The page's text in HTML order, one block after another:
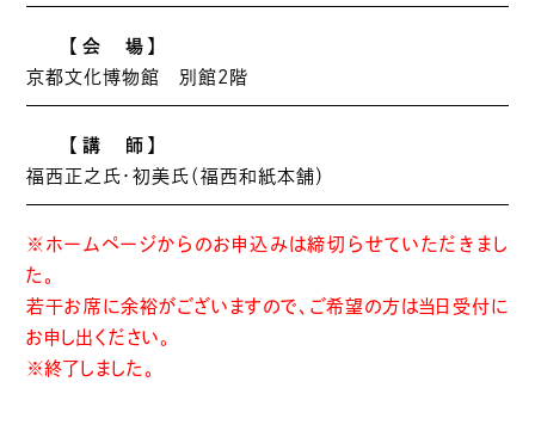
【会 場】
京都文化博物館 別館2階
【講 師】
福西正之氏・初美氏（福西和紙本舗）
※ホームページからのお申込みは締切らせていただきまし
た。
若干お席に余裕がございますので、ご希望の方は当日受付に
お申し出ください。
※終了しました。